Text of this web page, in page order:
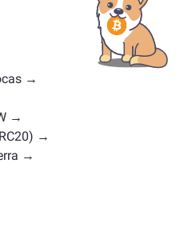
outras criptomoedas
de mercado
os ativos disponíveis para
→
→
→
→